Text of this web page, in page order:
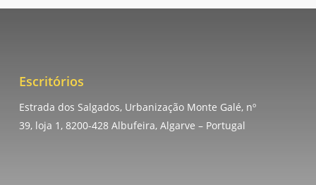
Escritórios
Estrada dos Salgados, Urbanização Monte Galé, nº
39, loja 1, 8200-428 Albufeira, Algarve – Portugal